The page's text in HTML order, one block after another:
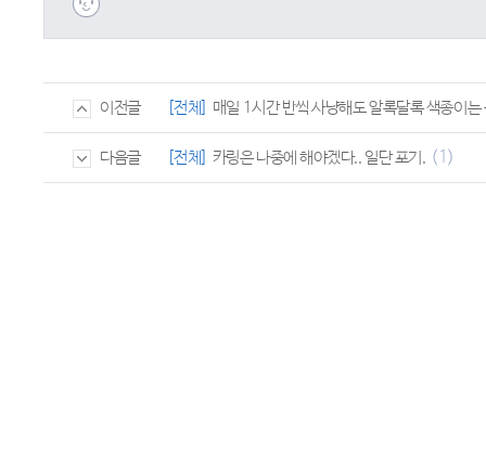
이전글 [전체] 매일 1시간 반씩 사냥해도 알록달록 색종이
다음글 [전체] 카링은 나중에 해야겠다.. 일단 포기. (1)